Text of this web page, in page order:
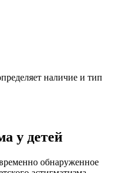
наличие и тип
у детей
обнаруженное